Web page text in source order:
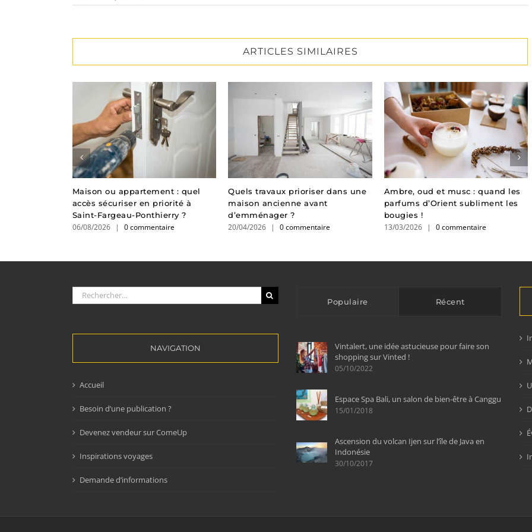
ARTICLES SIMILAIRES
Maison ou appartement : quel
accès sécuriser en priorité à
Saint-Fargeau-Ponthierry ?
06/08/2026 | 0 commentaire
Quels travaux prioriser dans une
maison ancienne avant
d’emménager ?
20/04/2026 | 0 commentaire
Ambre, oud et musc : quand les
parfums d’Orient subliment les
bougies !
13/03/2026 | 0 commentaire
Rechercher:
NAVIGATION
Accueil
Besoin d’une publication ?
Devenez vendeur sur ComeUp
Inspirations voyages
Demande d’informations
Populaire Récent
Vintalert, une idée astucieuse pour faire son
shopping sur Vinted !
05/10/2022
Espace Spa Bali, un salon de bien-être à Canggu
15/01/2018
Ascension du volcan Ijen sur l’île de Java en
Indonésie
30/10/2017